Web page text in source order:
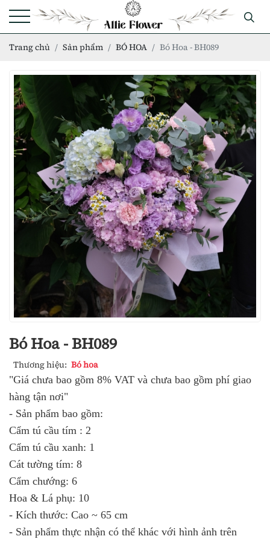
Trang chủ Sản phẩm BÓ HOA Bó Hoa - BH089
Bó Hoa - BH089
Thương hiệu: Bó hoa
"Giá chưa bao gồm 8% VAT và chưa bao gồm phí giao
hàng tận nơi"
- Sản phẩm bao gồm:
Cẩm tú cầu tím : 2
Cẩm tú cầu xanh: 1
Cát tường tím: 8
Cẩm chướng: 6
Hoa & Lá phụ: 10
- Kích thước: Cao ~ 65 cm
- Sản phẩm thực nhận có thể khác với hình ảnh trên